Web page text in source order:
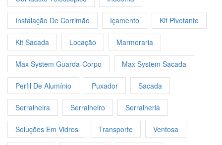
Instalação De Corrimão Içamento Kit Pivotante
Kit Sacada Locação Marmoraria
Max System Guarda-Corpo Max System Sacada
Perfil De Alumínio Puxador Sacada
Serralheira Serralheiro Serralheria
Soluções Em Vidros Transporte Ventosa